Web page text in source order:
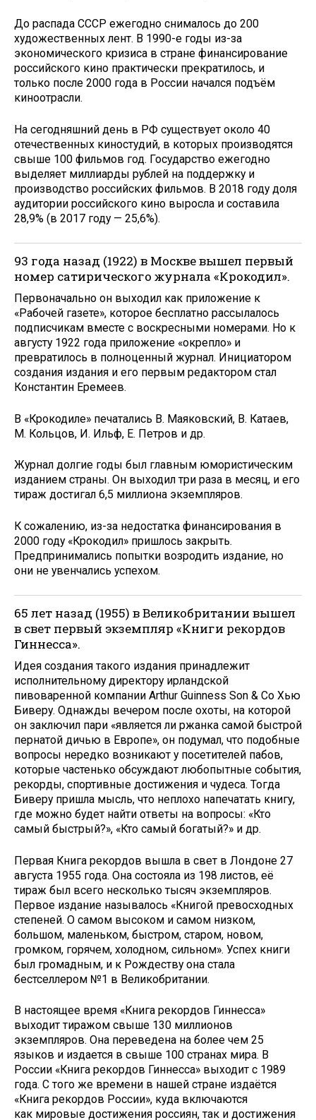
До распада СССР ежегодно снималось до 200
художественных лент. В 1990-е годы из-за
экономического кризиса в стране финансирование
российского кино практически прекратилось, и
только после 2000 года в России начался подъём
киноотрасли.
На сегодняшний день в РФ существует около 40
отечественных киностудий, в которых производятся
свыше 100 фильмов год. Государство ежегодно
выделяет миллиарды рублей на поддержку и
производство российских фильмов. В 2018 году доля
аудитории российского кино выросла и составила
28,9% (в 2017 году — 25,6%).
93 года назад (1922) в Москве вышел первый
номер сатирического журнала «Крокодил».
Первоначально он выходил как приложение к
«Рабочей газете», которое бесплатно рассылалось
подписчикам вместе с воскресными номерами. Но к
августу 1922 года приложение «окрепло» и
превратилось в полноценный журнал. Инициатором
создания издания и его первым редактором стал
Константин Еремеев.
В «Крокодиле» печатались В. Маяковский, В. Катаев,
М. Кольцов, И. Ильф, Е. Петров и др.
Журнал долгие годы был главным юмористическим
изданием страны. Он выходил три раза в месяц, и его
тираж достигал 6,5 миллиона экземпляров.
К сожалению, из-за недостатка финансирования в
2000 году «Крокодил» пришлось закрыть.
Предпринимались попытки возродить издание, но
они не увенчались успехом.
65 лет назад (1955) в Великобритании вышел
в свет первый экземпляр «Книги рекордов
Гиннесса».
Идея создания такого издания принадлежит
исполнительному директору ирландской
пивоваренной компании Arthur Guinness Son & Co Хью
Биверу. Однажды вечером после охоты, на которой
он заключил пари «является ли ржанка самой быстрой
пернатой дичью в Европе», он подумал, что подобные
вопросы нередко возникают у посетителей пабов,
которые частенько обсуждают любопытные события,
рекорды, спортивные достижения и чудеса. Тогда
Биверу пришла мысль, что неплохо напечатать книгу,
где можно будет найти ответы на вопросы: «Кто
самый быстрый?», «Кто самый богатый?» и др.
Первая Книга рекордов вышла в свет в Лондоне 27
августа 1955 года. Она состояла из 198 листов, её
тираж был всего несколько тысяч экземпляров.
Первое издание называлось «Книгой превосходных
степеней. О самом высоком и самом низком,
большом, маленьком, быстром, старом, новом,
громком, горячем, холодном, сильном». Успех книги
был громадным, и к Рождеству она стала
бестселлером №1 в Великобритании.
В настоящее время «Книга рекордов Гиннесса»
выходит тиражом свыше 130 миллионов
экземпляров. Она переведена на более чем 25
языков и издается в свыше 100 странах мира. В
России «Книга рекордов Гиннесса» выходит с 1989
года. С того же времени в нашей стране издаётся
«Книга рекордов России», куда включаются
как мировые достижения россиян, так и достижения